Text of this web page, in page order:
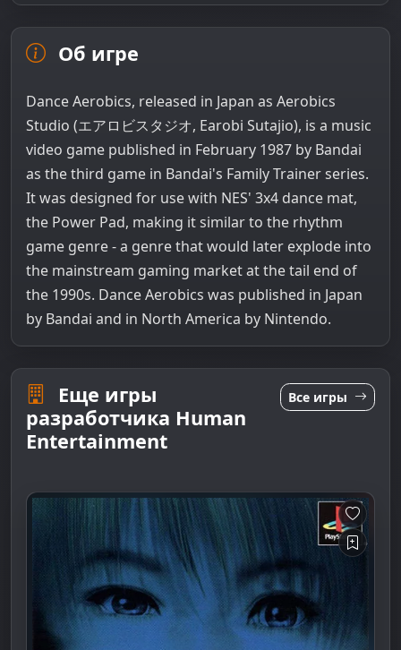
Об игре
Dance Aerobics, released in Japan as Aerobics
Studio (エアロビスタジオ, Earobi Sutajio), is a music
video game published in February 1987 by Bandai
as the third game in Bandai's Family Trainer series.
It was designed for use with NES' 3x4 dance mat,
the Power Pad, making it similar to the rhythm
game genre - a genre that would later explode into
the mainstream gaming market at the tail end of
the 1990s. Dance Aerobics was published in Japan
by Bandai and in North America by Nintendo.
Еще игры
разработчика Human
Entertainment
Все игры